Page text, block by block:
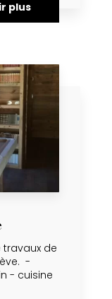
plus
de
-
- cuisine